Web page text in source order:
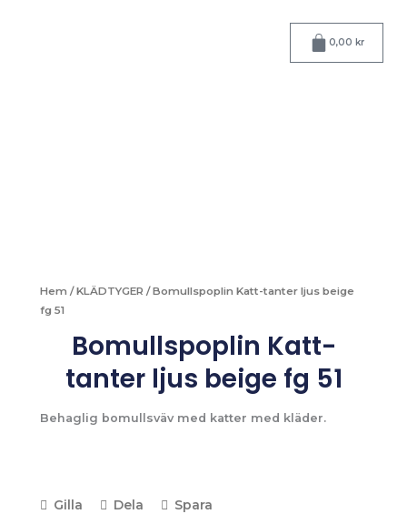
0,00 kr
Varukorg
Hem /KLÄDTYGER / Bomullspoplin Katt-tanter ljus beige
fg 51
Bomullspoplin Katt-
tanter ljus beige fg 51
Behaglig bomullsväv med katter med kläder.
Gilla Dela Spara